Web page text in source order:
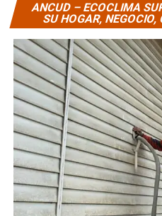
ANCUD – ECOCLIMA
SU HOGAR,